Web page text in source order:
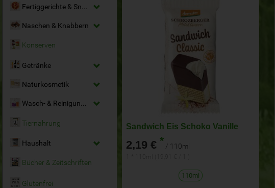
Fertiggerichte & Snacks
Naschen & Knabbern
Konserven
Getränke
Naturkosmetik
Wasch- & Reinigungsmittel
Tiernahrung
Haushalt
Bücher & Zeitschriften
Glutenfrei
Sandwich Eis Schoko Vanille
2,19 € * / 110ml
110ml